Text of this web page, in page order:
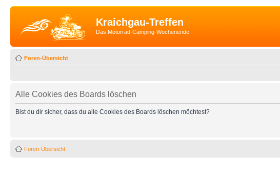
Kraichgau-Treffen
Das Motorrad-Camping-Wochenende
Foren-Übersicht
Alle Cookies des Boards löschen
Bist du dir sicher, dass du alle Cookies des Boards löschen möchtest?
Foren-Übersicht